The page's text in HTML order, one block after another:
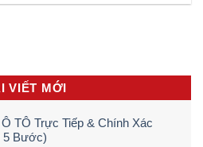
VIẾT MỚI
TÔ Trực Tiếp & Chính Xác
5 Bước)